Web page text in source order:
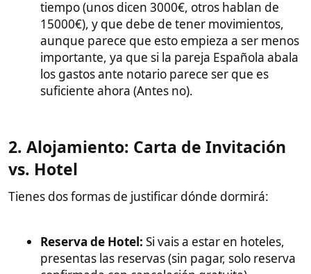
Reserva de Hotel: Si vais a estar en hoteles,
presentas las reservas (sin pagar, solo reserva
confirmada con cancelación gratuita).
Carta de Invitación (Si se queda en tu casa):
Dónde se pide:En la Comisaría de Policía
Nacional de tu ciudad (dependencias de
empadronamiento y copia del pasaporte
de tu pareja.
Coste y tiempo:
80 €. Tardan entre 15 días y un mes,
dependiendo de la comisaría.
enviar el documentooriginalfísico a
Filipinas por mensajería (DHL, Fedex). No
vale escaneada.